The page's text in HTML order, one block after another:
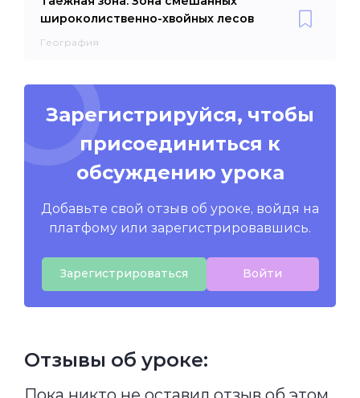
широколиственно-хвойных лесов
География
Зарегистрируйся, чтобы
присоединиться к
обсуждению урока
Добавьте свой отзыв об уроке, войдя на
платфому или зарегистрировавшись.
Зарегистрироваться Войти
Отзывы об уроке: